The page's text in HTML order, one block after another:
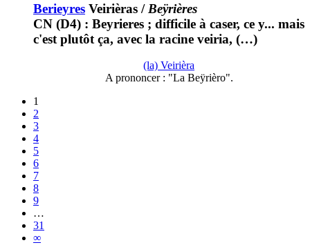
Berieyres Veirièras / Beÿrières
CN (D4) : Beyrieres ; difficile à caser, ce y... mais
c'est plutôt ça, avec la racine veiria, (…)
(la) Veirièra
A prononcer : "La Beÿrièro".
1
2
3
4
5
6
7
8
9
…
31
∞